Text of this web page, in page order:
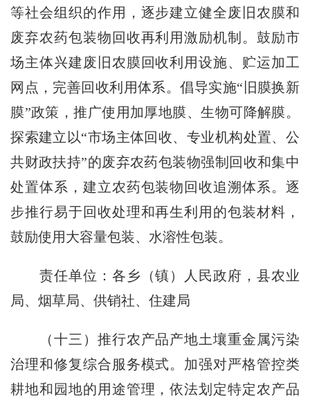
等社会组织的作用，逐步建立健全废旧农膜和
废弃农药包装物回收再利用激励机制。鼓励市
场主体兴建废旧农膜回收利用设施、贮运加工
网点，完善回收利用体系。倡导实施“旧膜换新
膜”政策，推广使用加厚地膜、生物可降解膜。
探索建立以“市场主体回收、专业机构处置、公
共财政扶持”的废弃农药包装物强制回收和集中
处置体系，建立农药包装物回收追溯体系。逐
步推行易于回收处理和再生利用的包装材料，
鼓励使用大容量包装、水溶性包装。
责任单位：各乡（镇）人民政府，县农业
局、烟草局、供销社、住建局
（十三）推行农产品产地土壤重金属污染
治理和修复综合服务模式。加强对严格管控类
耕地和园地的用途管理，依法划定特定农产品